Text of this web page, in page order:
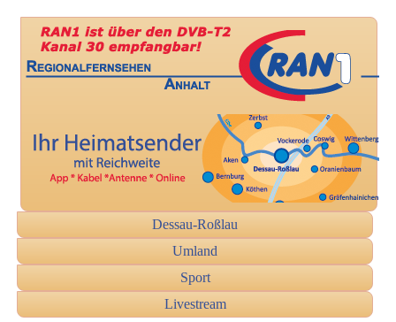
Dessau-Roßlau
Umland
Sport
Livestream